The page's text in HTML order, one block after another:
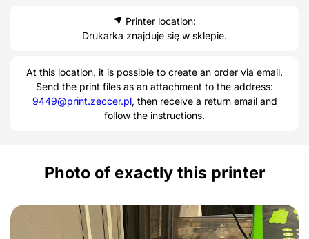
Printer location:
Drukarka znajduje się w sklepie.
At this location, it is possible to create an order via email.
Send the print files as an attachment to the address:
9449@print.zeccer.pl, then receive a return email and
follow the instructions.
Photo of exactly this printer